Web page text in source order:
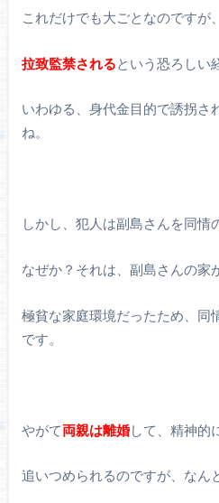
これだけでも大ごとなのですが
拉致監禁されるという恐ろしい
いわゆる、身代金目的で誘拐さ
ね。
しかし、犯人は副島さんを同情
なぜか？それは、副島さんの家
極貧な家庭環境だったため、同
です。
やがて両親は離婚して、精神的
追いつめられるのですが、なん